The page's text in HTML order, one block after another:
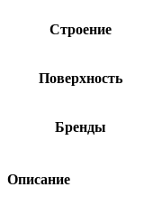
Строение
Поверхность
Бренды
Описание